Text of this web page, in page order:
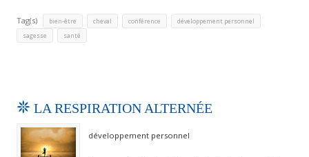
Tag(s) bien-être cheval conférence développement personnel
sagesse santé
LA RESPIRATION ALTERNÉE
développement personnel